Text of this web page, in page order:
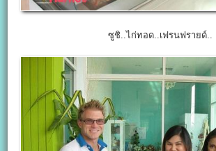
ซูชิ..ไก่ทอด..เฟรนฟรายด์..